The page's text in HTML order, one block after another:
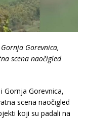
Gorevnica,
scena naočigled
Gornja Gorevnica,
scena naočigled
koji su padali na